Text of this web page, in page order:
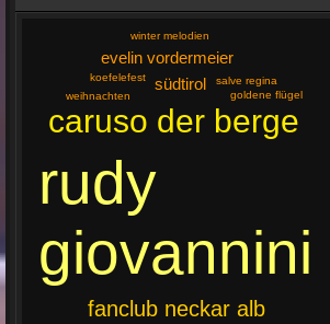
rudy
giovannini
caruso der berge
fanclub neckar alb
südtirol
evelin vordermeier
koefelefest
winter melodien
weihnachten
salve regina
goldene flügel